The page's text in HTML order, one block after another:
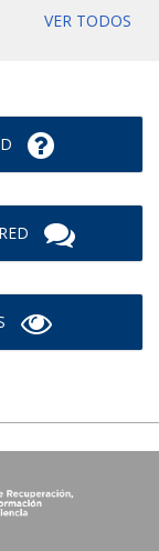
VER TODOS